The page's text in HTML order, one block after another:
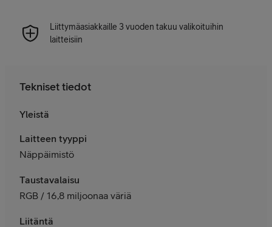
Liittymäasiakkaille 3 vuoden takuu valikoituihin
laitteisiin
Tekniset tiedot
Yleistä
Laitteen tyyppi
Näppäimistö
Taustavalaisu
RGB / 16,8 miljoonaa väriä
Liitäntä